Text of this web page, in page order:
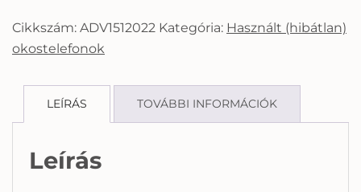
Cikkszám: ADV1512022 Kategória: Használt (hibátlan)
okostelefonok
LEÍRÁS TOVÁBBI INFORMÁCIÓK
Leírás